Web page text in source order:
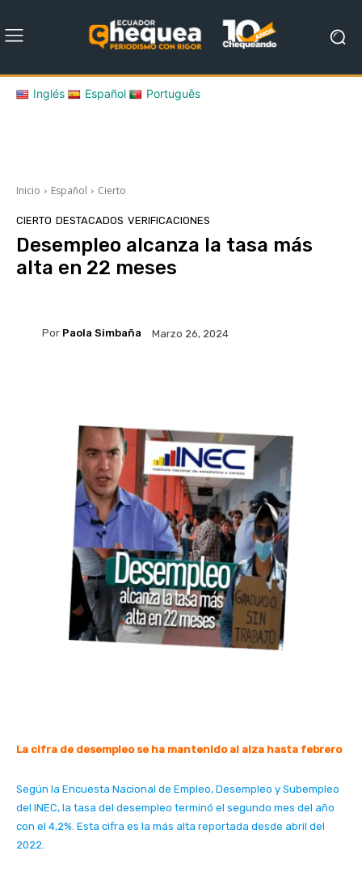
Inglés Español Português
Inicio Español Cierto
CIERTO DESTACADOS VERIFICACIONES
Desempleo alcanza la tasa más
alta en 22 meses
Por Paola Simbaña Marzo 26, 2024
La cifra de desempleo se ha mantenido al alza hasta febrero
Según la Encuesta Nacional de Empleo, Desempleo y Subempleo
del INEC, la tasa del desempleo terminó el segundo mes del año
con el 4,2%. Esta cifra es la más alta reportada desde abril del
2022.